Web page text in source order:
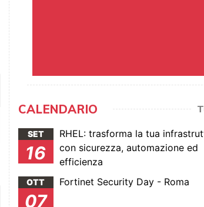
CALENDARIO
SET
16
RHEL: trasforma la tua
con sicurezza, automazione ed
efficienza
OTT
07
Fortinet Security Day - Roma